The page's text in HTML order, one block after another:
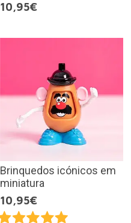
10,95€
Brinquedos icónicos em
miniatura
10,95€